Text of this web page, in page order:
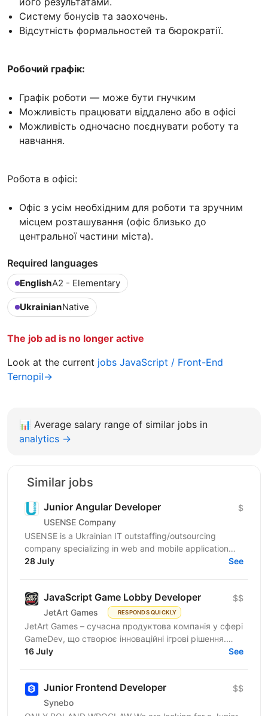
Систему бонусів та заохочень.
Відсутність формальностей та бюрократії.
Робочий графік:
Графік роботи — може бути гнучким
Можливість працювати віддалено або в офісі
Можливість одночасно поєднувати роботу та
навчання.
Робота в офісі:
Офіс з усім необхідним для роботи та зручним
місцем розташування (офіс близько до
центральної частини міста).
Required languages
EnglishA2 - Elementary
UkrainianNative
The job ad is no longer active
Look at the current jobs JavaScript / Front-End
Ternopil→
📊 Average salary range of similar jobs in
analytics →
Similar jobs
Junior Angular Developer
USENSE Company
$
USENSE is a Ukrainian IT outstaffing/outsourcing
company specializing in web and mobile application
development for clients across Europe and the USA.
28 July See
JavaScript Game Lobby Developer
JetArt Games RESPONDS QUICKLY
$$
JetArt Games – сучасна продуктова компанія у сфері
GameDev, що створює інноваційні ігрові рішення.
Шукаємо JavaScript Developer, якому затісно в
16 July See
Junior Frontend Developer
Synebo
$$